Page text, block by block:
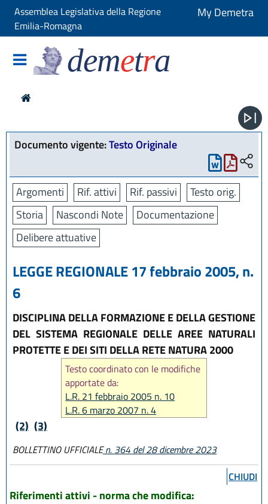
Assemblea Legislativa della Regione
Emilia-Romagna
My Demetra
demetra
Documento vigente:Testo Originale
Argomenti Rif. attivi Rif. passivi
Testo orig.
Storia
Nascondi Note
Documentazione
Delibere attuative
LEGGE REGIONALE 17 febbraio 2005, n.
6
DISCIPLINA DELLA FORMAZIONE E DELLA GESTIONE
DEL SISTEMA REGIONALE DELLE AREE NATURALI
PROTETTE E DEI SITI DELLA RETE NATURA 2000
Testo coordinato con le modifiche
apportate da:
L.R. 21 febbraio 2005 n. 10
L.R. 6 marzo 2007 n. 4
L.R. 18 luglio 2017, n. 16
L.R. 27 luglio 2018, n. 11
L.R. 28 dicembre 2023, n. 17
(2) (3)
BOLLETTINO UFFICIALEn. 364 del 28 dicembre 2023
CHIUDI
Riferimenti attivi - norma che modifica: